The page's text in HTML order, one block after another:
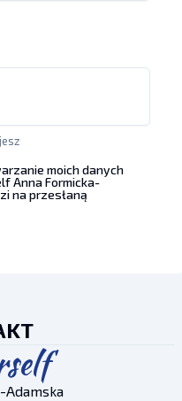
moich danych
Anna Formicka-
na przesłaną
Adamska